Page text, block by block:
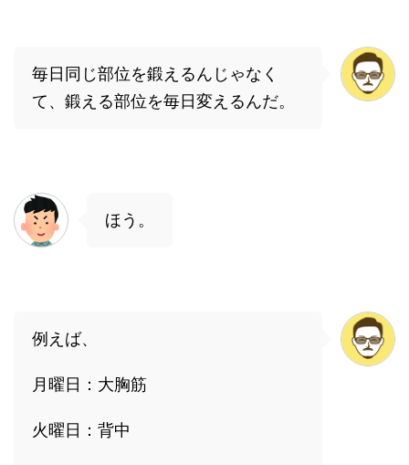
毎日同じ部位を鍛えるんじゃなく
て、鍛える部位を毎日変えるんだ。
ほう。
例えば、
月曜日：大胸筋
火曜日：背中